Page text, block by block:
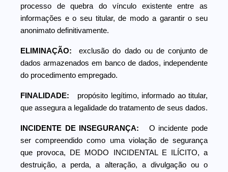
processo de quebra do vínculo existente entre as
informações e o seu titular, de modo a garantir o seu
anonimato definitivamente.
ELIMINAÇÃO:
exclusão do dado ou de conjunto de
dados armazenados em banco de dados, independente
do procedimento empregado.
FINALIDADE:
propósito legítimo, informado ao titular,
que assegura a legalidade do tratamento de seus dados.
INCIDENTE DE INSEGURANÇA:
O incidente pode
ser compreendido como uma violação de segurança
que provoca, DE MODO INCIDENTAL E ILÍCITO, a
destruição, a perda, a alteração, a divulgação ou o